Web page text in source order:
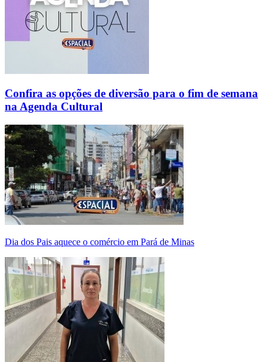
Confira as opções de diversão para o fim de semana
na Agenda Cultural
Dia dos Pais aquece o comércio em Pará de Minas